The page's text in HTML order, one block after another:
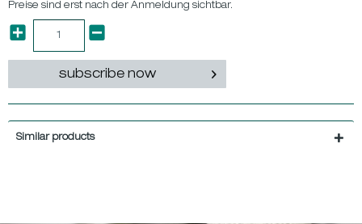
Preise sind erst nach der Anmeldung sichtbar.
subscribe now
Similar products